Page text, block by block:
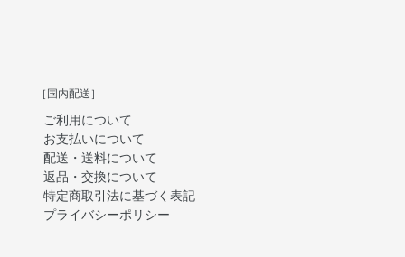
［国内配送］
ご利用について
お支払いについて
配送・送料について
返品・交換について
特定商取引法に基づく表記
プライバシーポリシー